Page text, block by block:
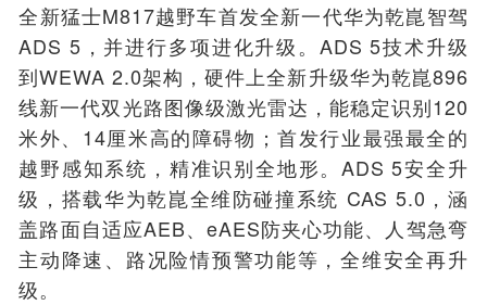
全新猛士M817越野车首发全新一代华为乾崑智驾
ADS 5，并进行多项进化升级。ADS 5技术升级
到WEWA 2.0架构，硬件上全新升级华为乾崑896
线新一代双光路图像级激光雷达，能稳定识别120
米外、14厘米高的障碍物；首发行业最强最全的
越野感知系统，精准识别全地形。ADS 5安全升
级，搭载华为乾崑全维防碰撞系统 CAS 5.0，涵
盖路面自适应AEB、eAES防夹心功能、人驾急弯
主动降速、路况险情预警功能等，全维安全再升
级。